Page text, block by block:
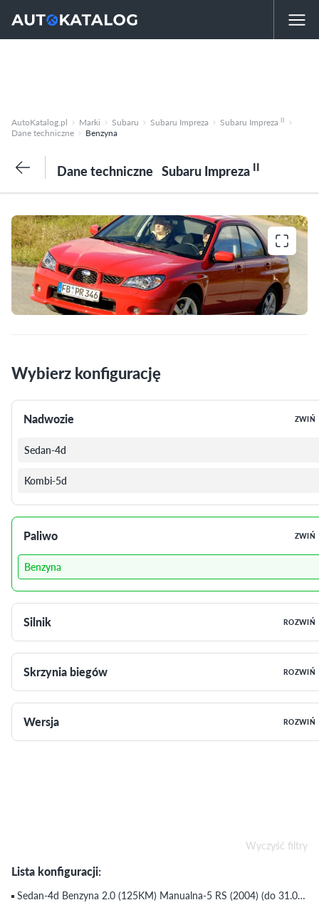
AutoKatalog.pl Marki Subaru Subaru Impreza Subaru Impreza II
Dane techniczne Benzyna
Dane techniczne Subaru Impreza II
Wybierz konfigurację
Nadwozie ZWIŃ
Sedan-4d
Kombi-5d
Paliwo ZWIŃ
Benzyna
Silnik ROZWIŃ
Skrzynia biegów ROZWIŃ
Wersja ROZWIŃ
Wyczyść filtry
Lista konfiguracji:
Sedan-4d Benzyna 2.0 (125KM) Manualna-5 RS (2004) (do 31.08.2005)